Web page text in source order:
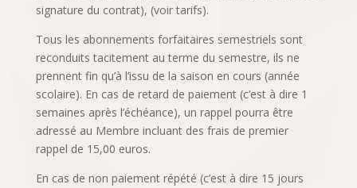
signature du contrat), (voir tarifs).
Tous les abonnements forfaitaires semestriels sont
reconduits tacitement au terme du semestre, ils ne
prennent fin qu’à l’issu de la saison en cours (année
scolaire). En cas de retard de paiement (c’est à dire 1
semaines après l’échéance), un rappel pourra être
adressé au Membre incluant des frais de premier
rappel de 15,00 euros.
En cas de non paiement répété (c’est à dire 15 jours